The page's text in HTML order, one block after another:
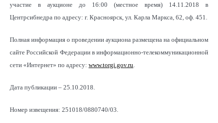
участие в аукционе до 16:00 (местное время) 14.11.2018 в
Центрсибнедра по адресу: г. Красноярск, ул. Карла Маркса, 62, оф. 451.
Полная информация о проведении аукциона размещена на официальном
сайте Российской Федерации в информационно-телекоммуникационной
сети «Интернет» по адресу: www.torgi.gov.ru
Дата публикации – 25.10.2018.
Номер извещения: 251018/0880740/03.